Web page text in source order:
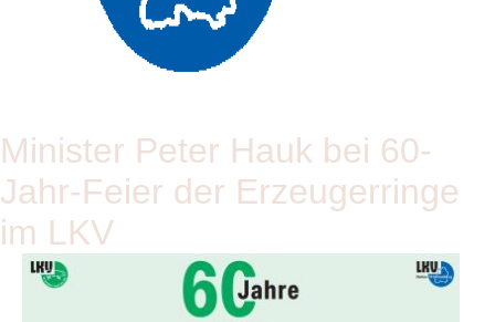
Minister Peter Hauk bei 60-
Jahr-Feier der Erzeugerringe
im LKV